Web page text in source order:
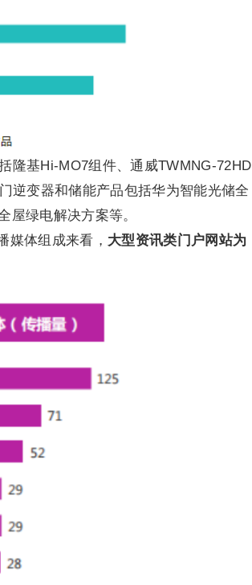
隆基Hi-MO7组件、通威TWMNG-72HD
逆变器和储能产品包括华为智能光储全
屋绿电解决方案等。
媒体组成来看， 大型资讯类门户网站为